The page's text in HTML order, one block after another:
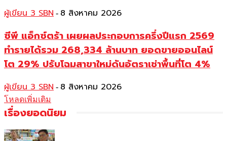
ผู้เขียน 3 SBN - 8 สิงหาคม 2026
ซีพี แอ็กซ์ตร้า เผยผลประกอบการครึ่งปีแรก 2569
ทำรายได้รวม 268,334 ล้านบาท ยอดขายออนไลน์
โต 29% ปรับโฉมสาขาใหม่ดันอัตราเช่าพื้นที่โต 4%
ผู้เขียน 3 SBN - 8 สิงหาคม 2026
โหลดเพิ่มเติม
เรื่องยอดนิยม